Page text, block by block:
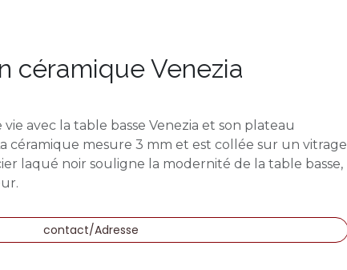
céramique Venezia
avec la table basse Venezia et son plateau
céramique mesure 3 mm et est collée sur un vitrage
laqué noir souligne la modernité de la table basse,
contact/Adresse